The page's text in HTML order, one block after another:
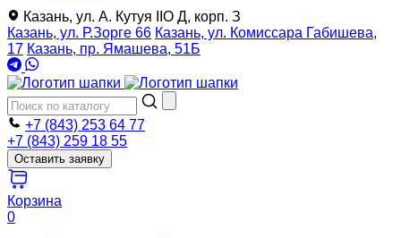
Казань, ул. А. Кутуя IIO Д, корп. З
Казань, ул. Р.Зорге 66 Казань, ул. Комиссара Габишева,
17 Казань, пр. Ямашева, 51Б
+7 (843) 253 64 77
+7 (843) 259 18 55
Оставить заявку
Корзина
0